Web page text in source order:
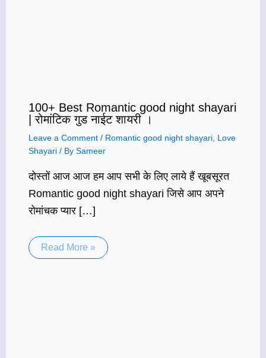
100+ Best Romantic good night shayari
| रोमांटिक गुड नाईट शायरी ।
Leave a Comment / Romantic good night shayari Love
Shayari / BySameer
दोस्तों आज आज हम आप सभी के लिए लाये हैं खूबसूरत
Romantic good night shayari जिसे आप अपने
रोमांचक प्यार […]
Read More »